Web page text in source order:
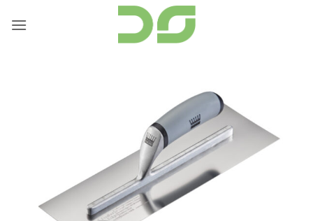
naar